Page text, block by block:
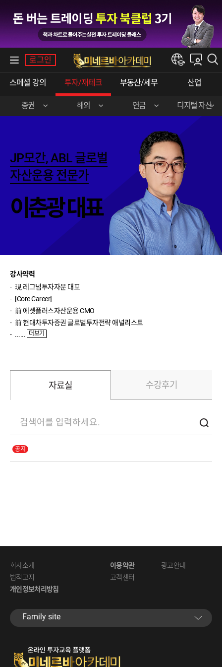
로그인
스페셜강의 투자/재테크 부동산/세무 산업
한경e아카데미
내강의실
증권
곽영훈(주식실전)
이춘광(주식입문)
송재경(주식입문)
반종민(주식입문)
신성호(ETF입문)
이진우(환율)
해외
김선형(한·미주식)
연금 디지털자산
JP모간,ABL글로벌
자산운용전문가
이춘광대표
강사약력
現레그넘투자자문대표
[CoreCareer]
前에셋플러스자산운용CMO
前현대차투자증권글로벌투자전략애널리스트
...... 더보기
자료실 수강후기
회사소개
법적고지
개인정보처리방침
이용약관
고객센터
광고안내
Familysite